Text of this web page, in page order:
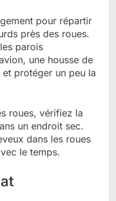
pour répartir
près des roues.
parois
une housse de
protéger un peu la
roues, vérifiez la
un endroit sec.
dans les roues
le temps.